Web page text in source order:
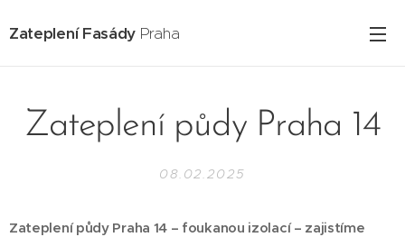
Zateplení Fasády Praha
Zateplení půdy Praha 14
08.02.2025
Zateplení půdy Praha 14 – foukanou izolací – zajistíme